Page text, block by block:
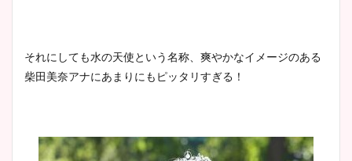
それにしても水の天使という名称、爽やかなイメージのある
柴田美奈アナにあまりにもピッタリすぎる！